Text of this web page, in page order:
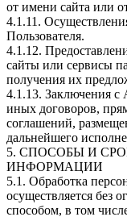
от имени сайта или
4.1.11.
Пользователя.
4.1.12.
сайты или сервисы
получения их
4.1.13. Заключения с
иных договоров,
соглашений,
дальнейшего
5. СПОСОБЫ И
ИНФОРМАЦИИ
5.1. Обработка
осуществляется без
способом, в том